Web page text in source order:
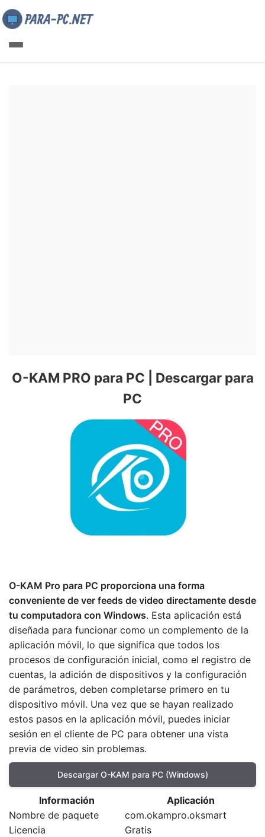
O-KAM PRO para PC | Descargar para
PC
O-KAM Pro para PC proporciona una forma
conveniente de ver feeds de video directamente desde
tu computadora con Windows. Esta aplicación está
diseñada para funcionar como un complemento de la
aplicación móvil, lo que significa que todos los
procesos de configuración inicial, como el registro de
cuentas, la adición de dispositivos y la configuración
de parámetros, deben completarse primero en tu
dispositivo móvil. Una vez que se hayan realizado
estos pasos en la aplicación móvil, puedes iniciar
sesión en el cliente de PC para obtener una vista
previa de video sin problemas.
Descargar O-KAM para PC (Windows)
Información
Aplicación
Nombre de paquete
com.okampro.oksmart
Licencia
Gratis